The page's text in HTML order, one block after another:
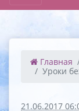
Главная
Уроки
21.06.2017